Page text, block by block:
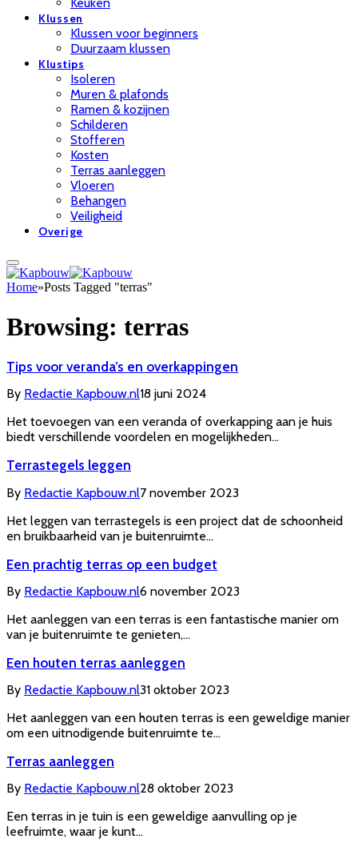
Keuken
Klussen
Klussen voor beginners
Duurzaam klussen
Klustips
Isoleren
Muren & plafonds
Ramen & kozijnen
Schilderen
Stofferen
Kosten
Terras aanleggen
Vloeren
Behangen
Veiligheid
Overige
Home»Posts Tagged "terras"
Browsing: terras
Tips voor veranda’s en overkappingen
By Redactie Kapbouw.nl18 juni 2024
Het toevoegen van een veranda of overkapping aan je huis
biedt verschillende voordelen en mogelijkheden…
Terrastegels leggen
By Redactie Kapbouw.nl7 november 2023
Het leggen van terrastegels is een project dat de schoonheid
en bruikbaarheid van je buitenruimte…
Een prachtig terras op een budget
By Redactie Kapbouw.nl6 november 2023
Het aanleggen van een terras is een fantastische manier om
van je buitenruimte te genieten,…
Een houten terras aanleggen
By Redactie Kapbouw.nl31 oktober 2023
Het aanleggen van een houten terras is een geweldige manier
om een uitnodigende buitenruimte te…
Terras aanleggen
By Redactie Kapbouw.nl28 oktober 2023
Een terras in je tuin is een geweldige aanvulling op je
leefruimte, waar je kunt…